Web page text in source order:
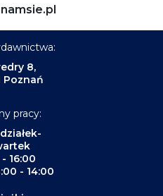
8,
Poznań
pracy:
16:00
- 14:00